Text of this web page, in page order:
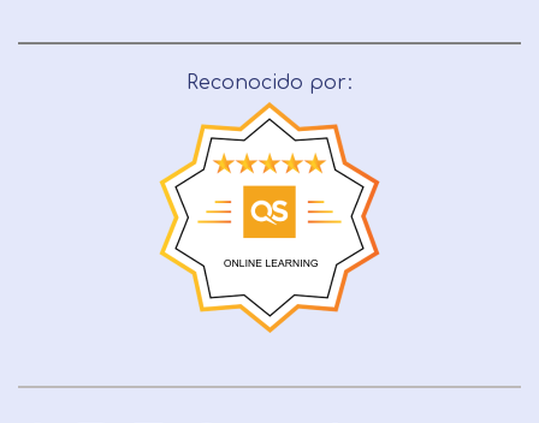
Reconocido por: